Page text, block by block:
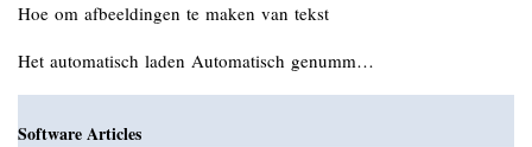
Hoe om afbeeldingen te maken van tekst
Het automatisch laden Automatisch genumm…
Software Articles